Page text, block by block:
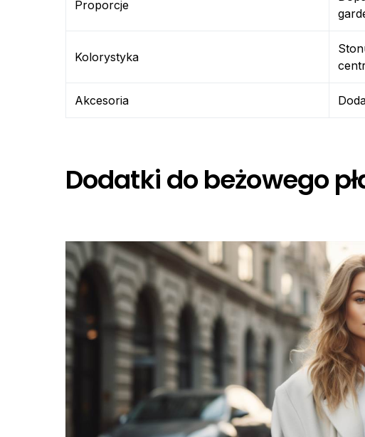
Proporcje
Kolorystyka
Akcesoria
Dodatki do beżowego